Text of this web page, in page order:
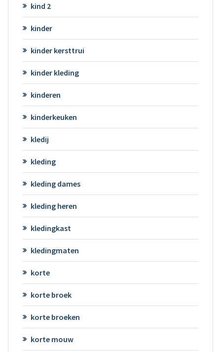
kind 2
kinder
kinder kersttrui
kinder kleding
kinderen
kinderkeuken
kledij
kleding
kleding dames
kleding heren
kledingkast
kledingmaten
korte
korte broek
korte broeken
korte mouw